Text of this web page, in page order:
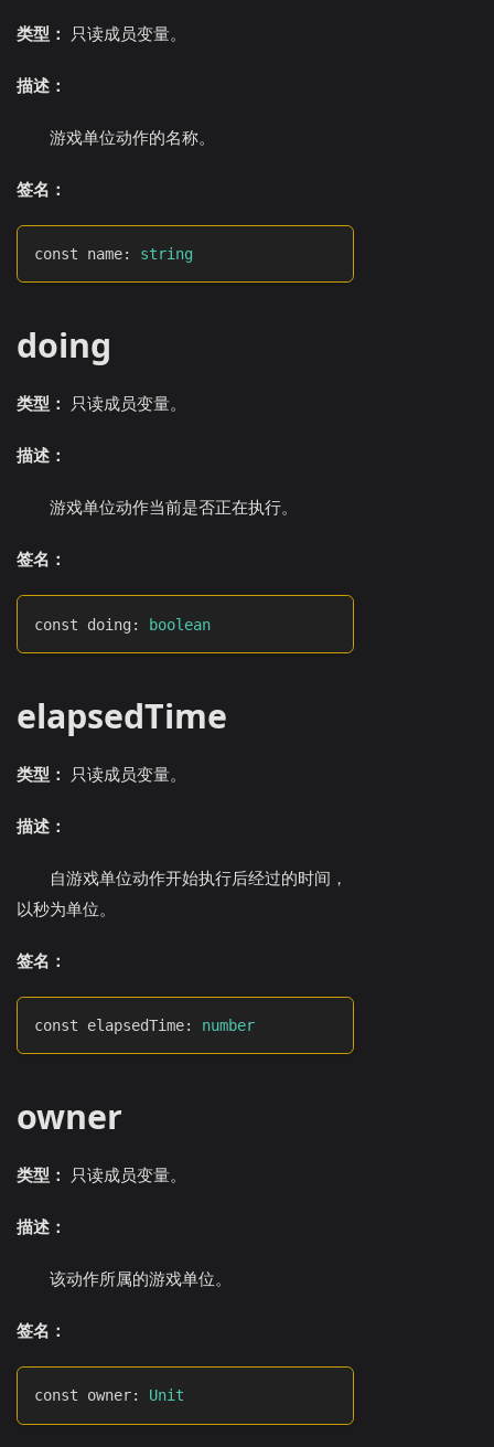
类型： 只读成员变量。
描述：
游戏单位动作的名称。
签名：
const name: string
doing
类型： 只读成员变量。
描述：
游戏单位动作当前是否正在执行。
签名：
const doing : boolean
elapsedTime
类型： 只读成员变量。
描述：
自游戏单位动作开始执行后经过的时间，
以秒为单位。
签名：
const elapsedTime: number
owner
类型： 只读成员变量。
描述：
该动作所属的游戏单位。
签名：
const owner: Unit